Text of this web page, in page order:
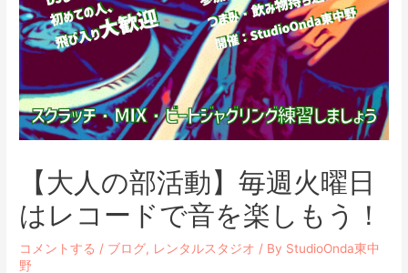
【大人の部活動】毎週火曜日
はレコードで音を楽しもう！
コメントする / ブログ, レンタルスタジオ / By StudioOnda東中
野